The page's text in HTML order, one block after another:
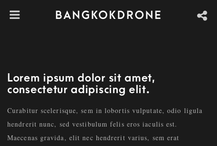
BANGKOKDRONE
Lorem ipsum dolor sit amet,
consectetur adipiscing elit.
Curabitur scelerisque, sem in lobortis vulputate, odio ligula
hendrerit nunc, sed vestibulum felis eros iaculis est.
Maecenas gravida, elit nec hendrerit varius, sem erat